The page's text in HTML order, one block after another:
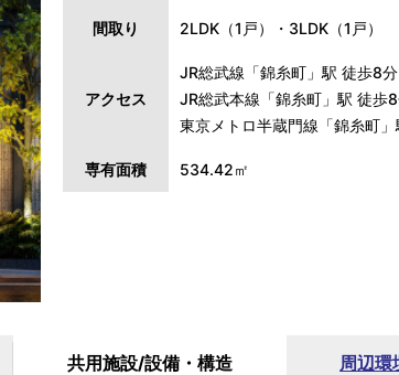
間取り 2LDK（1戸）・3LDK（1戸）
アクセス
JR総武線「錦糸町」駅 徒歩8分
JR総武本線「錦糸町」駅 徒歩
東京メトロ半蔵門線「錦糸町
専有面積 534.42㎡
共用施設/設備・構造 周辺環